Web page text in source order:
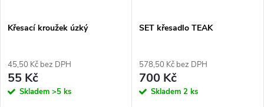
Křesací kroužek úzký
45,50 Kč bez DPH
55 Kč
Skladem >5 ks
SET křesadlo TEAK
578,50 Kč bez DPH
700 Kč
Skladem 2 ks